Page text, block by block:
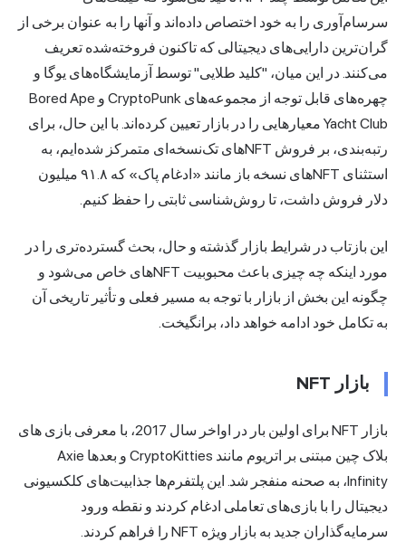
سرسام‌آوری را به خود اختصاص داده‌اند و آنها را به عنوان برخی از
گران‌ترین دارایی‌های دیجیتالی که تاکنون فروخته‌شده تعریف
می‌کنند. در این میان، "کلید طلایی" توسط آزمایشگاه‌های یوگا و
چهره‌های قابل توجه از مجموعه‌های CryptoPunk و Bored Ape
Yacht Club معیارهایی را در بازار تعیین کرده‌اند. با این حال، برای
رتبه‌بندی، بر فروش NFT‌های تک‌نسخه‌ای متمرکز شده‌ایم، به
استثنای NFT‌های نسخه باز مانند «ادغام پاک» که ۹۱.۸ میلیون
دلار فروش داشت، تا روش‌شناسی ثابتی را حفظ کنیم.
این بازتاب در شرایط بازار گذشته و حال، بحث گسترده‌تری را در
مورد اینکه چه چیزی باعث محبوبیت NFT‌های خاص می‌شود و
چگونه این بخش از بازار با توجه به مسیر فعلی و تأثیر تاریخی آن
به تکامل خود ادامه خواهد داد، برانگیخت.
بازار NFT
بازار NFT برای اولین بار در اواخر سال 2017، با معرفی
بازی های
بلاک چین مبتنی بر اتریوم
مانند CryptoKitties و بعدها Axie
Infinity، به صحنه منفجر شد. این پلتفرم‌ها جذابیت‌های کلکسیونی
دیجیتال را با بازی‌های تعاملی ادغام کردند و نقطه ورود
سرمایه‌گذاران جدید به بازار ویژه NFT را فراهم کردند.